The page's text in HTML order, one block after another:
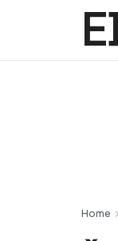
Home